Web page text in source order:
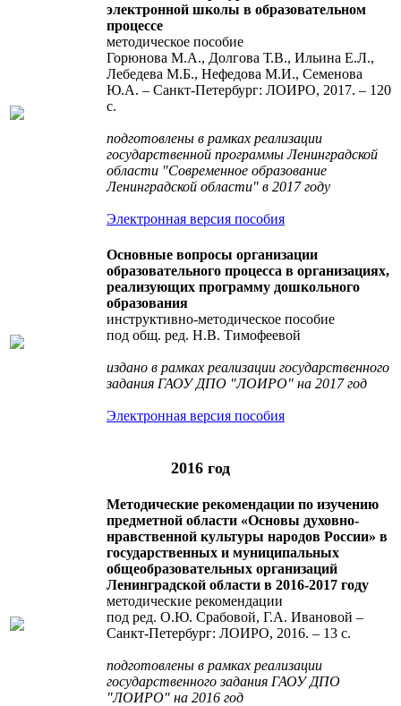
электронной школы в образовательном
процессе
методическое пособие
Горюнова М.А., Долгова Т.В., Ильина Е.Л.,
Лебедева М.Б., Нефедова М.И., Семенова
Ю.А. – Санкт-Петербург: ЛОИРО, 2017. – 120
с.
подготовлены в рамках реализации
государственной программы Ленинградской
области "Современное образование
Ленинградской области" в 2017 году
Электронная версия пособия
Основные вопросы организации
образовательного процесса в организациях,
реализующих программу дошкольного
образования
инструктивно-методическое пособие
под общ. ред. Н.В. Тимофеевой
издано в рамках реализации государственного
задания ГАОУ ДПО "ЛОИРО" на 2017 год
Электронная версия пособия
2016 год
Методические рекомендации по изучению
предметной области «Основы духовно-
нравственной культуры народов России» в
государственных и муниципальных
общеобразовательных организаций
Ленинградской области в 2016-2017 году
методические рекомендации
под ред. О.Ю. Срабовой, Г.А. Ивановой –
Санкт-Петербург: ЛОИРО, 2016. – 13 с.
подготовлены в рамках реализации
государственного задания ГАОУ ДПО
"ЛОИРО" на 2016 год